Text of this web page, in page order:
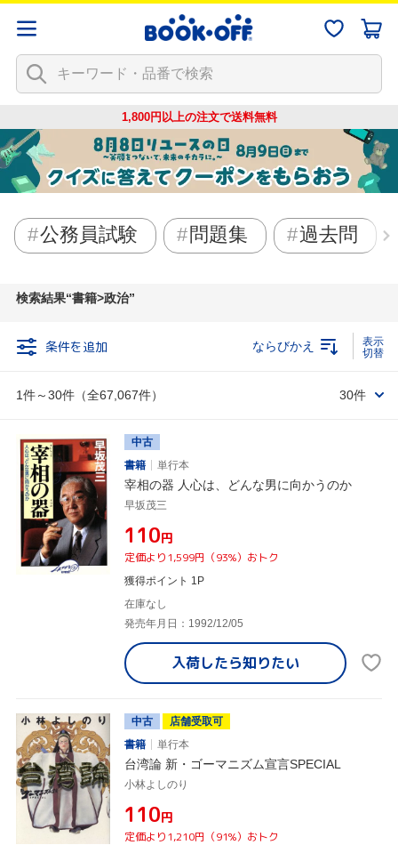
1,800円以上の注文で送料無料
公務員試験 問題集 過去問
検索結果 書籍>政治
条件を追加
1件～30件（全67,067件）
ならびかえ
30件
中古
書籍
単行本
宰相の器 人心は、どんな男に向かうのか
早坂茂三
¥110円
定価より1,599円（93%）おトク
獲得ポイント 1P
在庫なし
発売年月日：1992/12/05
入荷したら知りたい
中古
店舗受取可
書籍
単行本
台湾論 新・ゴーマニズム宣言SPECIAL
小林よしのり
¥110円
定価より1,210円（91%）おトク